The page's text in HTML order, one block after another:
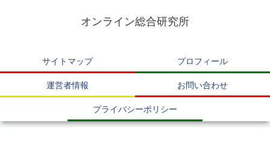
オンライン総合研究所
サイトマップ プロフィール
運営者情報 お問い合わせ
プライバシーポリシー